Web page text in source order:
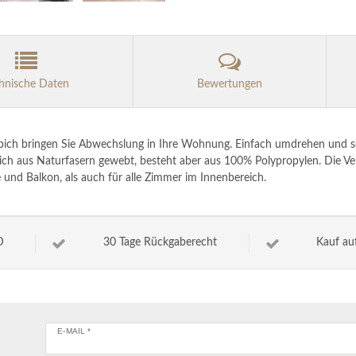
Daten Bewertungen
bringen Sie Abwechslung in Ihre Wohnung. Einfach umdrehen und
aus Naturfasern gewebt, besteht aber aus 100% Polypropylen. Die
Balkon, als auch für alle Zimmer im Innenbereich.
30 Tage Rückgaberecht Kauf
E-MAIL *